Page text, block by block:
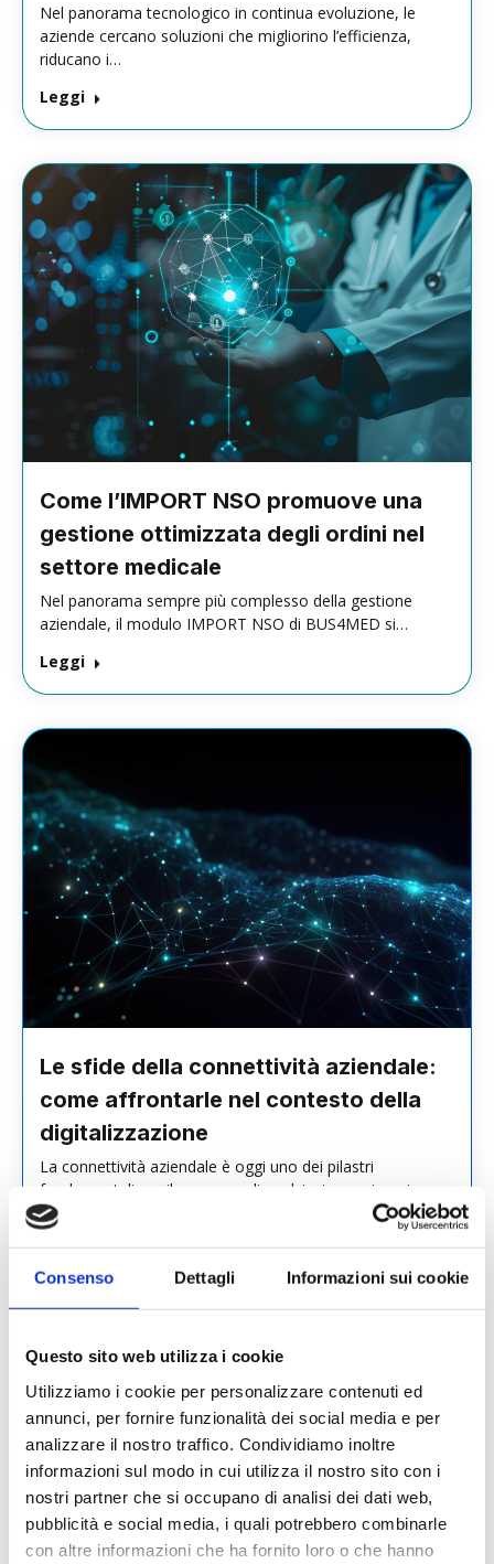
Consenso Dettagli Informazioni sui cookie
Questo sito web utilizza i cookie
Utilizziamo i cookie per personalizzare contenuti ed
annunci, per fornire funzionalità dei social media e per
analizzare il nostro traffico. Condividiamo inoltre
informazioni sul modo in cui utilizza il nostro sito con i
nostri partner che si occupano di analisi dei dati web,
pubblicità e social media, i quali potrebbero combinarle
con altre informazioni che ha fornito loro o che hanno
Nel panorama tecnologico in continua evoluzione, le
aziende cercano soluzioni che migliorino l’efficienza,
riducano i…
Leggi
Come l’IMPORT NSO promuove una
gestione ottimizzata degli ordini nel
settore medicale
Nel panorama sempre più complesso della gestione
aziendale, il modulo IMPORT NSO di BUS4MED si…
Leggi
Le sfide della connettività aziendale:
come affrontarle nel contesto della
digitalizzazione
La connettività aziendale è oggi uno dei pilastri
fondamentali per il successo di qualsiasi organizzazione.…
Leggi